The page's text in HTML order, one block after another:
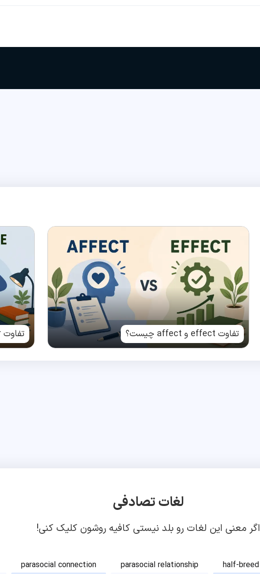
تفاوت effect و affect چیست؟ تفاوت error و mistake چیست؟
لغات تصادفی
اگر معنی این لغات رو بلد نیستی کافیه روشون کلیک کنی!
parasocial connection parasocial relationship half-breed